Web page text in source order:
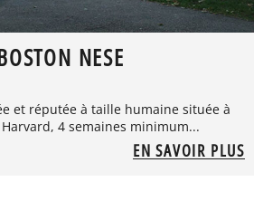
NESE
et réputée à taille humaine située à
4 semaines minimum...
EN SAVOIR PLUS